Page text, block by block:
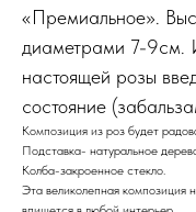
«Премиальное».
диаметрами 7-9см.
настоящей розы
состояние
Композиция из роз будет
Подставка- натуральное
Колба-закроенное стекло.
Эта великолепная композиция